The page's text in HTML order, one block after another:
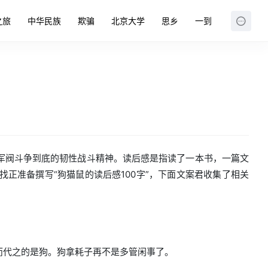
旅 中华民族 欺骗 北京大学 思乡 一到
斗争到底的韧性战斗精神。读后感是指读了一本书，一篇文
准备撰写“狗猫鼠的读后感100字”，下面文案君收集了相关
之的是狗。狗拿耗子再不是多管闲事了。